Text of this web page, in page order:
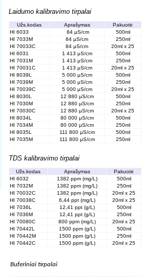
Laidumo kalibravimo tirpalai
Užs.kodas Aprašymas
Pakuotė
HI 6033
84 μS/cm
500ml
HI 7033M
84 μS/cm
250ml
HI 70033C
84 μS/cm
20ml x 25
HI 6031
1 413 μS/cm
500ml
HI 7031M
1 413 μS/cm
250ml
HI 70031C
1 413 μS/cm
20ml x 25
HI 8039L
5 000 μS/cm
500ml
HI 7039M
5 000 μS/cm
250ml
HI 70039C
5 000 μS/cm
20ml x 25
HI 8030L
12 880 μS/cm
500ml
HI 7030M
12 880 μS/cm
250ml
HI 70030C
12 880 μS/cm
20ml x 25
HI 8034L
80 000 μS/cm
500ml
HI 7034M
80 000 μS/cm
250ml
HI 8035L
111 800 μS/cm
500ml
HI 7035M
111 800 μS/cm 250ml
TDS kalibravimo tirpalai
Užs.kodas Aprašymas
Pakuotė
HI 6032
1382 ppm (mg/L)
500ml
HI 7032M
1382 ppm (mg/L)
250ml
HI 70032C
1382 ppm (mg/L)
20ml x 25
HI 70038C
6,44 ppt (mg/L)
20ml x 25
HI 7036L
12,41 ppt (g/L)
500ml
HI 7036M
12,41 ppt (g/L)
250ml
HI 70080C
800 ppm (mg/L)
20ml x 25
HI 70442L
1500 ppm (g/L)
500ml
HI 70442M
1500 ppm (g/L)
250ml
HI 70442C
1500 ppm (g/L) 20ml x 25
Buferiniai tirpalai